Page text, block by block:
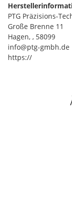
PTG Präzisions-
Große Brenne 11
Hagen, , 58099
info@ptg-gmbh.de
https://